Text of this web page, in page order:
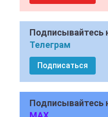
Подписывайтесь
Телеграм
Подписаться
Подписывайтесь